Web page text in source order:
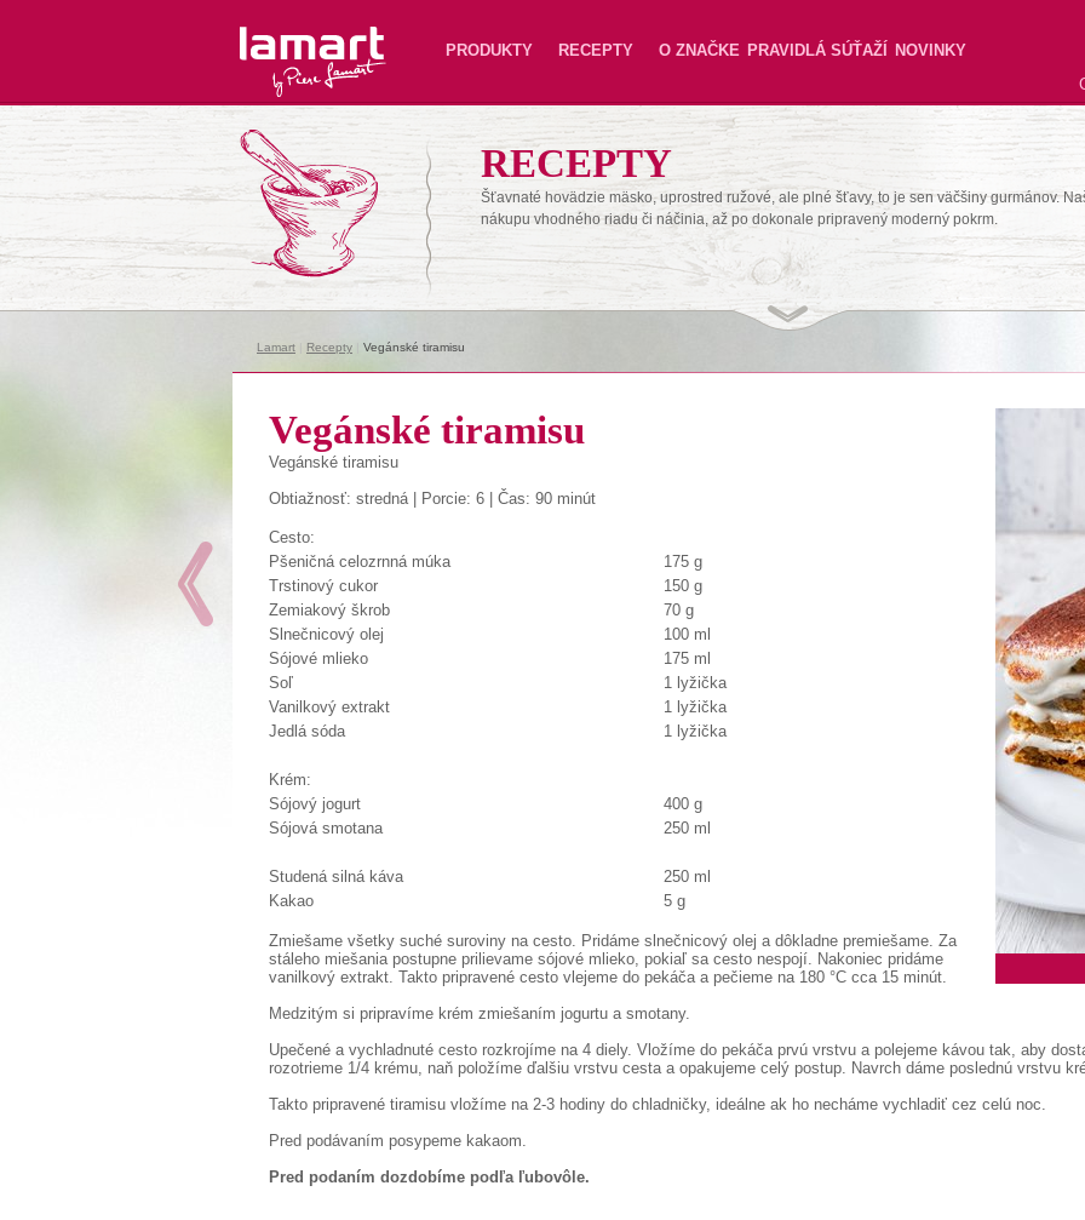
Lamart PRODUKTY RECEPTY O ZNAČKE PRAVIDLÁ SÚŤAŽÍ
NOVINKY
RECEPTY
Šťavnaté hovädzie mäsko, uprostred ružové, ale plné šťavy, to je sen väčšiny gurmánov.
nákupu vhodného riadu či náčinia, až po dokonale pripravený moderný pokrm.
Lamart Recepty Vegánské tiramisu
Vegánské tiramisu
Vegánské tiramisu
Obtiažnosť: stredná | Porcie: 6 | Čas: 90 minút
Cesto:
Pšeničná celozrnná múka
175 g
Trstinový cukor
150 g
Zemiakový škrob
70 g
Slnečnicový olej
100 ml
Sójové mlieko
175 ml
Soľ
1 lyžička
Vanilkový extrakt
1 lyžička
Jedlá sóda
1 lyžička
Krém:
Sójový jogurt
400 g
Sójová smotana
250 ml
Studená silná káva
250 ml
Kakao
5 g
Zmiešame všetky suché suroviny na cesto. Pridáme slnečnicový olej a dôkladne premiešame. Za
stáleho miešania postupne prilievame sójové mlieko, pokiaľ sa cesto nespojí. Nakoniec pridáme
vanilkový extrakt. Takto pripravené cesto vlejeme do pekáča a pečieme na 180 °C cca 15 minút.
Medzitým si pripravíme krém zmiešaním jogurtu a smotany.
Upečené a vychladnuté cesto rozkrojíme na 4 diely. Vložíme do pekáča prvú vrstvu a polejeme kávou tak, aby
rozotrieme 1/4 krému, naň položíme ďalšiu vrstvu cesta a opakujeme celý postup. Navrch dáme poslednú vrstvu
Takto pripravené tiramisu vložíme na 2-3 hodiny do chladničky, ideálne ak ho necháme vychladiť cez celú noc.
Pred podávaním posypeme kakaom.
Pred podaním dozdobíme podľa ľubovôle.